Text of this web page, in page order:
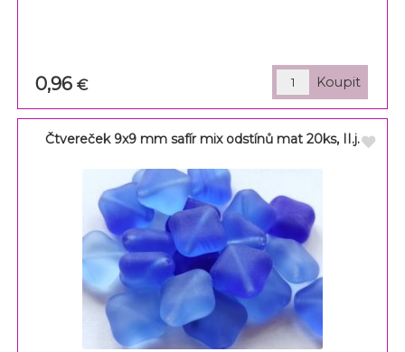
0,96€
Čtvereček 9x9 mm safír mix odstínů mat 20ks, II.j.